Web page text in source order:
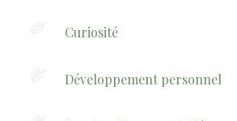
Curiosité
Développement personnel